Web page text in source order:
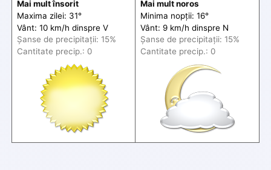
Mai mult însorit
Maxima zilei: 31°
Vânt: 10 km/h dinspre V
Șanse de precipitații: 15%
Cantitate precip.: 0
Mai mult noros
Minima nopții: 16°
Vânt: 9 km/h dinspre N
Șanse de precipitații: 15%
Cantitate precip.: 0